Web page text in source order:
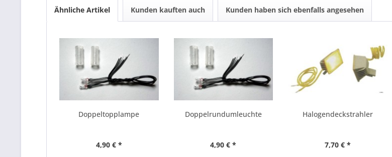
Ähnliche Artikel Kunden kauften auch Kunden haben sich ebenfalls angesehen
Doppeltopplampe
4,90 € *
Doppelrundumleuchte
4,90 € *
Halogendeckstrahler
7,70 € *